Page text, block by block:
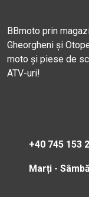
BBmoto prin
Gheorgheni și
moto și piese de
ATV-uri!
+40 745 153
Marți -